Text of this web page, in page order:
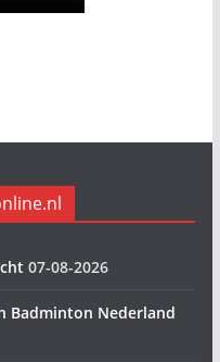
07-08-2026
Badminton Nederland